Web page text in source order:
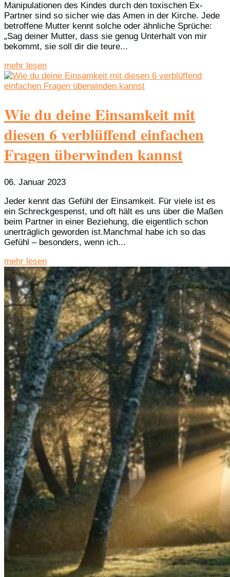
Manipulationen des Kindes durch den toxischen Ex-
Partner sind so sicher wie das Amen in der Kirche. Jede
betroffene Mutter kennt solche oder ähnliche Sprüche:
„Sag deiner Mutter, dass sie genug Unterhalt von mir
bekommt, sie soll dir die teure...
mehr lesen
Wie du deine Einsamkeit mit
diesen 6 verblüffend einfachen
Fragen überwinden kannst
06. Januar 2023
Jeder kennt das Gefühl der Einsamkeit. Für viele ist es
ein Schreckgespenst, und oft hält es uns über die Maßen
beim Partner in einer Beziehung, die eigentlich schon
unerträglich geworden ist.Manchmal habe ich so das
Gefühl – besonders, wenn ich...
mehr lesen